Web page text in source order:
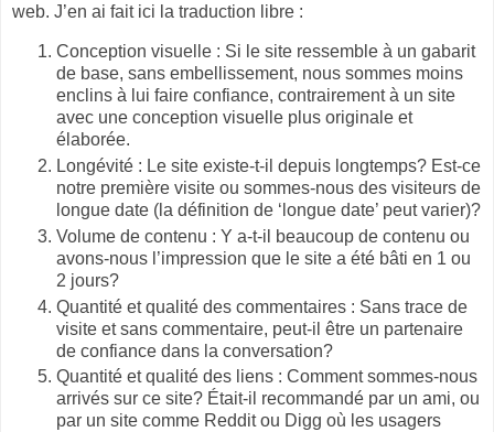
web. J’en ai fait ici la traduction libre :
Conception visuelle : Si le site ressemble à un gabarit
de base, sans embellissement, nous sommes moins
enclins à lui faire confiance, contrairement à un site
avec une conception visuelle plus originale et
élaborée.
Longévité : Le site existe-t-il depuis longtemps? Est-ce
notre première visite ou sommes-nous des visiteurs de
longue date (la définition de ‘longue date’ peut varier)?
Volume de contenu : Y a-t-il beaucoup de contenu ou
avons-nous l’impression que le site a été bâti en 1 ou
2 jours?
Quantité et qualité des commentaires : Sans trace de
visite et sans commentaire, peut-il être un partenaire
de confiance dans la conversation?
Quantité et qualité des liens : Comment sommes-nous
arrivés sur ce site? Était-il recommandé par un ami, ou
par un site comme Reddit ou Digg où les usagers